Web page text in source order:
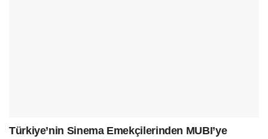
Türkiye’nin Sinema Emekçilerinden MUBI’ye